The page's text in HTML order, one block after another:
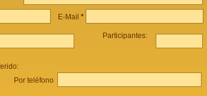
E-Mail *
Participantes:
Por teléfono